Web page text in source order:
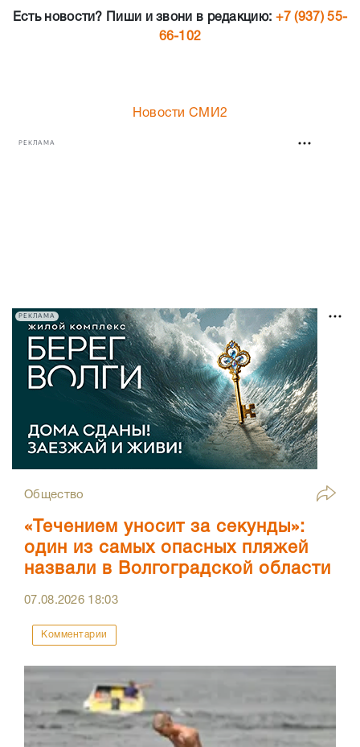
Есть новости? Пиши и звони в редакцию: +7 (937) 55-
66-102
Новости СМИ2
РЕКЛАМА
РЕКЛАМА
Общество
«Течением уносит за секунды»:
один из самых опасных пляжей
назвали в Волгоградской области
07.08.2026 18:03
Комментарии